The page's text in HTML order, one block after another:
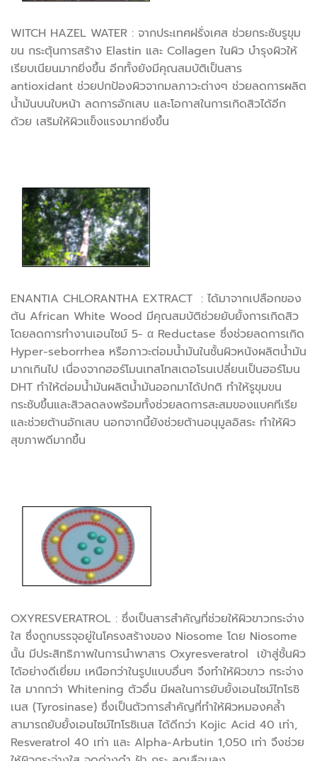
WITCH HAZEL WATER : จากประเทศฝรั่งเศส ช่วยกระชับรูขุม
ขน กระตุ้นการสร้าง Elastin และ Collagen ในผิว บำรุงผิวให้
เรียบเนียนมากยิ่งขึ้น อีกทั้งยังมีคุณสมบัติเป็นสาร
antioxidant ช่วยปกป้องผิวจากมลภาวะต่างๆ ช่วยลดการผลิต
น้ำมันบนใบหน้า ลดการอักเสบ และโอกาสในการเกิดสิวได้อีก
ด้วย เสริมให้ผิวแข็งแรงมากยิ่งขึ้น
ENANTIA CHLORANTHA EXTRACT : ได้มาจากเปลือกของ
ต้น African White Wood มีคุณสมบัติช่วยยับยั้งการเกิดสิว
โดยลดการทำงานเอนไซม์ 5- α Reductase ซึ่งช่วยลดการเกิด
Hyper-seborrhea หรือภาวะต่อมน้ำมันในชั้นผิวหนังผลิตน้ำมัน
มากเกินไป เนื่องจากฮอร์โมนเทสโทสเตอโรนเปลี่ยนเป็นฮอร์โมน
DHT ทำให้ต่อมน้ำมันผลิตน้ำมันออกมาได้ปกติ ทำให้รูขุมขน
กระชับขึ้นและสิวลดลงพร้อมทั้งช่วยลดการสะสมของแบคทีเรีย
และช่วยต้านอักเสบ นอกจากนี้ยังช่วยต้านอนุมูลอิสระ ทำให้ผิว
สุขภาพดีมากขึ้น
OXYRESVERATROL : ซึ่งเป็นสารสำคัญที่ช่วยให้ผิวขาวกระจ่าง
ใส ซึ่งถูกบรรจุอยู่ในโครงสร้างของ Niosome โดย Niosome
นั้น มีประสิทธิภาพในการนำพาสาร Oxyresveratrol เข้าสู่ชั้นผิว
ได้อย่างดีเยี่ยม เหนือกว่าในรูปแบบอื่นๆ จึงทำให้ผิวขาว กระจ่าง
ใส มากกว่า Whitening ตัวอื่น มีผลในการยับยั้งเอนไซม์ไทโรซิ
เนส (Tyrosinase) ซึ่งเป็นตัวการสำคัญที่ทำให้ผิวหมองคล้ำ
สามารถยับยั้งเอนไซม์ไทโรซิเนส ได้ดีกว่า Kojic Acid 40 เท่า,
Resveratrol 40 เท่า และ Alpha-Arbutin 1,050 เท่า จึงช่วย